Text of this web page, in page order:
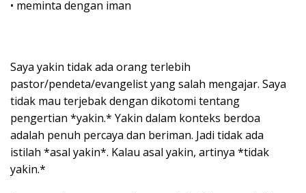
• meminta dengan iman
Saya yakin tidak ada orang terlebih
pastor/pendeta/evangelist yang salah mengajar. Saya
tidak mau terjebak dengan dikotomi tentang
pengertian *yakin.* Yakin dalam konteks berdoa
adalah penuh percaya dan beriman. Jadi tidak ada
istilah *asal yakin*. Kalau asal yakin, artinya *tidak
yakin.*